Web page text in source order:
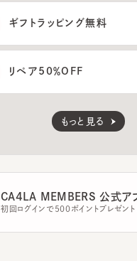
ギフトラッピング無料
リペア50％OFF
もっと見る
CA4LA MEMBERS 公式ア
初回ログインで500ポイントプレゼント